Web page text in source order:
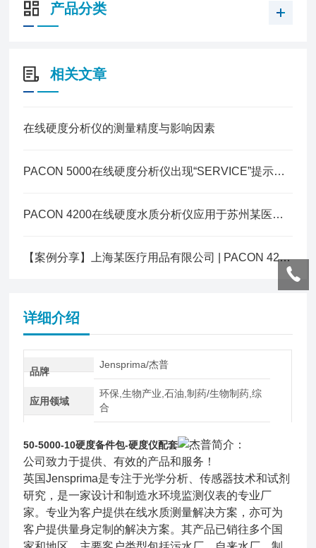
产品分类
相关文章
在线硬度分析仪的测量精度与影响因素
PACON 5000在线硬度分析仪出现“SERVICE”提示怎么办？
PACON 4200在线硬度水质分析仪应用于苏州某医药产业园
【案例分享】上海某医疗用品有限公司 | PACON 4200在线硬度分析仪
详细介绍
品牌
Jensprima/杰普
应用领域
环保,生物产业,石油,制药/生物制药,综
合
50-5000-10硬度备件包-硬度仪配套
杰普简介：
公司致力于提供、有效的产品和服务！
英国Jensprima是专注于光学分析、传感器技术和试剂
研究，是一家设计和制造水环境监测仪表的专业厂
家。专业为客户提供在线水质测量解决方案，亦可为
客户提供量身定制的解决方案。其产品已销往多个国